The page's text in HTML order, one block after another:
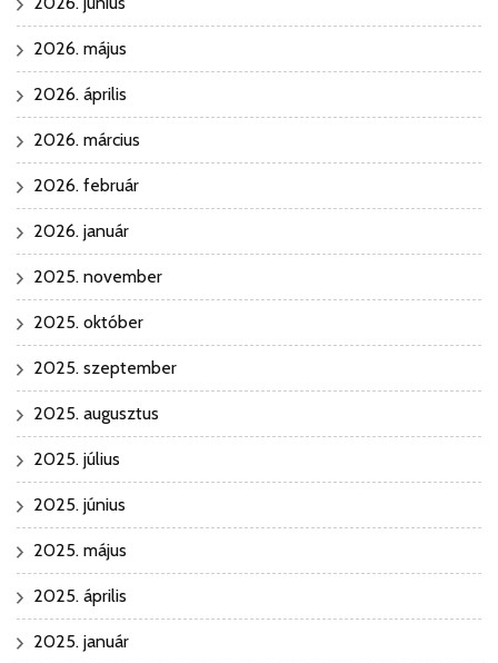
2026. május
2026. április
2026. március
2026. február
2026. január
2025. november
2025. október
2025. szeptember
2025. augusztus
2025. július
2025. június
2025. május
2025. április
2025. január